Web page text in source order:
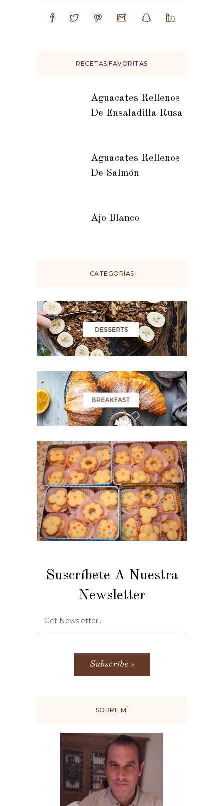
RECETAS FAVORITAS
Aguacates Rellenos
De Ensaladilla Rusa
Aguacates Rellenos
De Salmón
Ajo Blanco
CATEGORÍAS
Suscríbete A Nuestra
Newsletter
SOBRE MÍ